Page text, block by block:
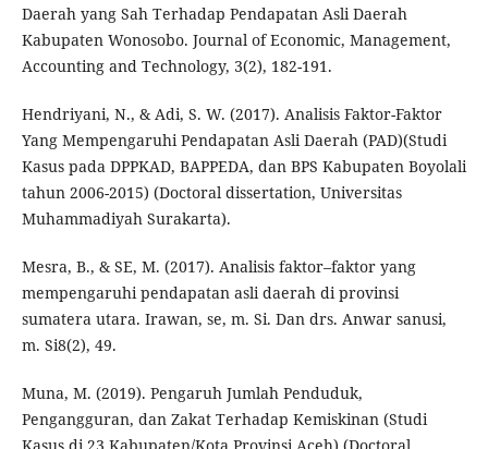
Daerah yang Sah Terhadap Pendapatan Asli Daerah
Kabupaten Wonosobo. Journal of Economic, Management,
Accounting and Technology, 3(2), 182-191.
Hendriyani, N., & Adi, S. W. (2017). Analisis Faktor-Faktor
Yang Mempengaruhi Pendapatan Asli Daerah (PAD)(Studi
Kasus pada DPPKAD, BAPPEDA, dan BPS Kabupaten Boyolali
tahun 2006-2015) (Doctoral dissertation, Universitas
Muhammadiyah Surakarta).
Mesra, B., & SE, M. (2017). Analisis faktor–faktor yang
mempengaruhi pendapatan asli daerah di provinsi
sumatera utara. Irawan, se, m. Si. Dan drs. Anwar sanusi,
m. Si8(2), 49.
Muna, M. (2019). Pengaruh Jumlah Penduduk,
Pengangguran, dan Zakat Terhadap Kemiskinan (Studi